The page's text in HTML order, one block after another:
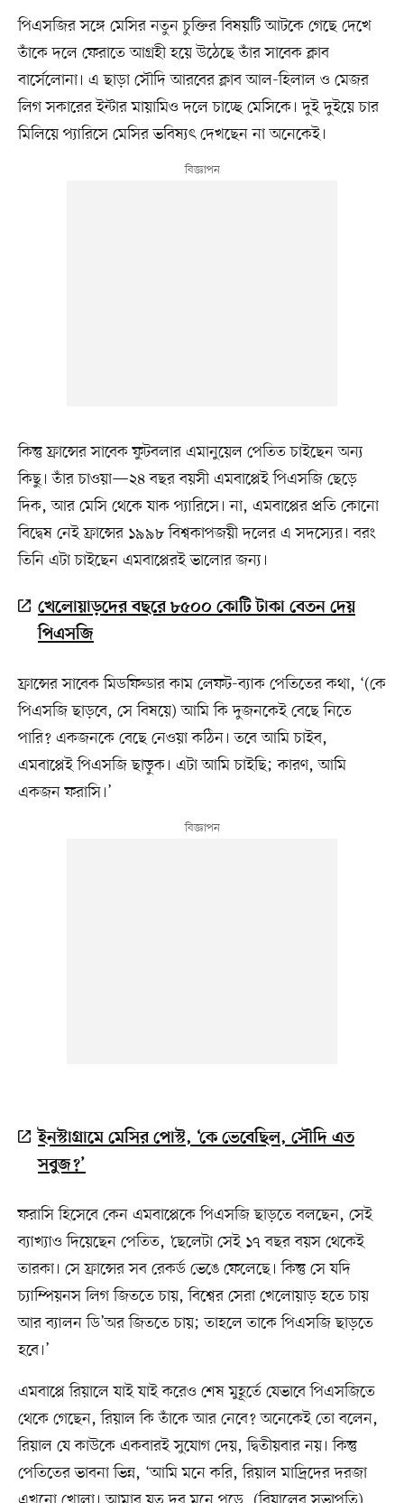
পিএসজির সঙ্গে মেসির নতুন চুক্তির বিষয়টি আটকে গেছে দেখে
তাঁকে দলে ফেরাতে আগ্রহী হয়ে উঠেছে তাঁর সাবেক ক্লাব
বার্সেলোনা। এ ছাড়া সৌদি আরবের ক্লাব আল-হিলাল ও মেজর
লিগ সকারের ইন্টার মায়ামিও দলে চাচ্ছে মেসিকে। দুই দুইয়ে চার
মিলিয়ে প্যারিসে মেসির ভবিষ্যৎ দেখছেন না অনেকেই।
কিন্তু ফ্রান্সের সাবেক ফুটবলার এমানুয়েল পেতিত চাইছেন অন্য
কিছু। তাঁর চাওয়া—২৪ বছর বয়সী এমবাপ্পেই পিএসজি ছেড়ে
দিক, আর মেসি থেকে যাক প্যারিসে। না, এমবাপ্পের প্রতি কোনো
বিদ্বেষ নেই ফ্রান্সের ১৯৯৮ বিশ্বকাপজয়ী দলের এ সদস্যের। বরং
তিনি এটা চাইছেন এমবাপ্পেরই ভালোর জন্য।
খেলোয়াড়দের বছরে ৮৫০০ কোটি টাকা বেতন দেয়
পিএসজি
ফ্রান্সের সাবেক মিডফিল্ডার কাম লেফট-ব্যাক পেতিতের কথা, ‘(কে
পিএসজি ছাড়বে, সে বিষয়ে) আমি কি দুজনকেই বেছে নিতে
পারি? একজনকে বেছে নেওয়া কঠিন। তবে আমি চাইব,
এমবাপ্পেই পিএসজি ছাড়ুক। এটা আমি চাইছি; কারণ, আমি
একজন ফরাসি।’
ইনস্টাগ্রামে মেসির পোস্ট, ‘কে ভেবেছিল, সৌদি এত
সবুজ?’
ফরাসি হিসেবে কেন এমবাপ্পেকে পিএসজি ছাড়তে বলছেন, সেই
ব্যাখ্যাও দিয়েছেন পেতিত, ‘ছেলেটা সেই ১৭ বছর বয়স থেকেই
তারকা। সে ফ্রান্সের সব রেকর্ড ভেঙে ফেলেছে। কিন্তু সে যদি
চ্যাম্পিয়নস লিগ জিততে চায়, বিশ্বের সেরা খেলোয়াড় হতে চায়
আর ব্যালন ডি’অর জিততে চায়; তাহলে তাকে পিএসজি ছাড়তে
হবে।’
এমবাপ্পে রিয়ালে যাই যাই করেও শেষ মুহূর্তে যেভাবে পিএসজিতে
থেকে গেছেন, রিয়াল কি তাঁকে আর নেবে? অনেকেই তো বলেন,
রিয়াল যে কাউকে একবারই সুযোগ দেয়, দ্বিতীয়বার নয়। কিন্তু
পেতিতের ভাবনা ভিন্ন, ‘আমি মনে করি, রিয়াল মাদ্রিদের দরজা